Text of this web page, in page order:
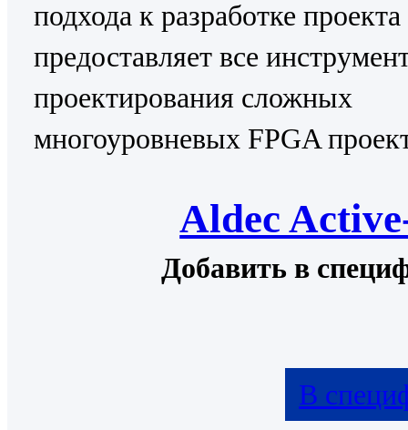
подхода к разработке
предоставляет все
проектирования сложных
многоуровневых FPGA
Aldec
В
Добавить в